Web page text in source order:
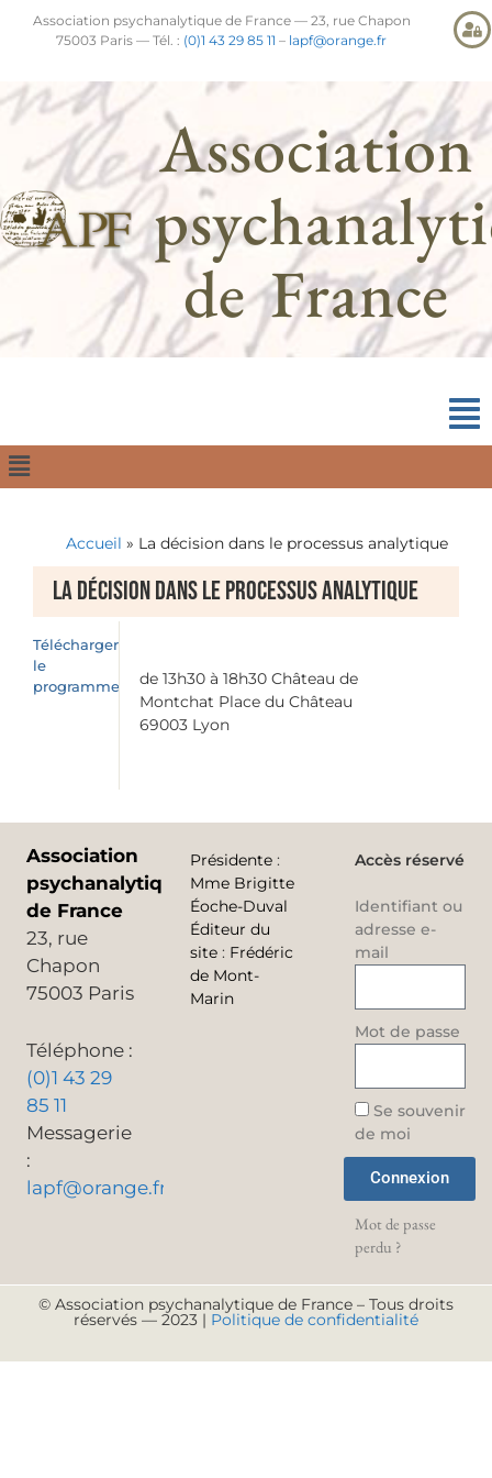
Association psychanalytique de France — 23, rue Chapon
75003 Paris — Tél. : (0)1 43 29 85 11 – lapf@orange.fr
Association
de France
Accueil » La décision dans le processus analytique
La décision dans le processus analytique
Télécharger
le
programme
de 13h30 à 18h30 Château de
Montchat Place du Château
69003 Lyon
Association
psychanalytique
de France
23, rue
Chapon
75003 Paris
Téléphone :
(0)1 43 29
85 11
Messagerie
:
lapf@orange.fr
Présidente :
Mme Brigitte
Éoche-Duval
Éditeur du
site : Frédéric
de Mont-
Marin
Accès réservé
Identifiant ou
adresse e-
mail
Mot de passe
Se souvenir
de moi
Connexion
Mot de passe
perdu ?
© Association psychanalytique de France – Tous droits
réservés — 2023 | Politique de confidentialité